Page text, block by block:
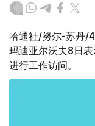
哈通社/努尔-苏丹/
玛迪亚尔沃夫8日
进行工作访问。